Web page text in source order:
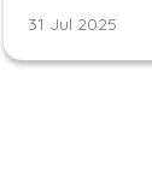
31 Jul 2025